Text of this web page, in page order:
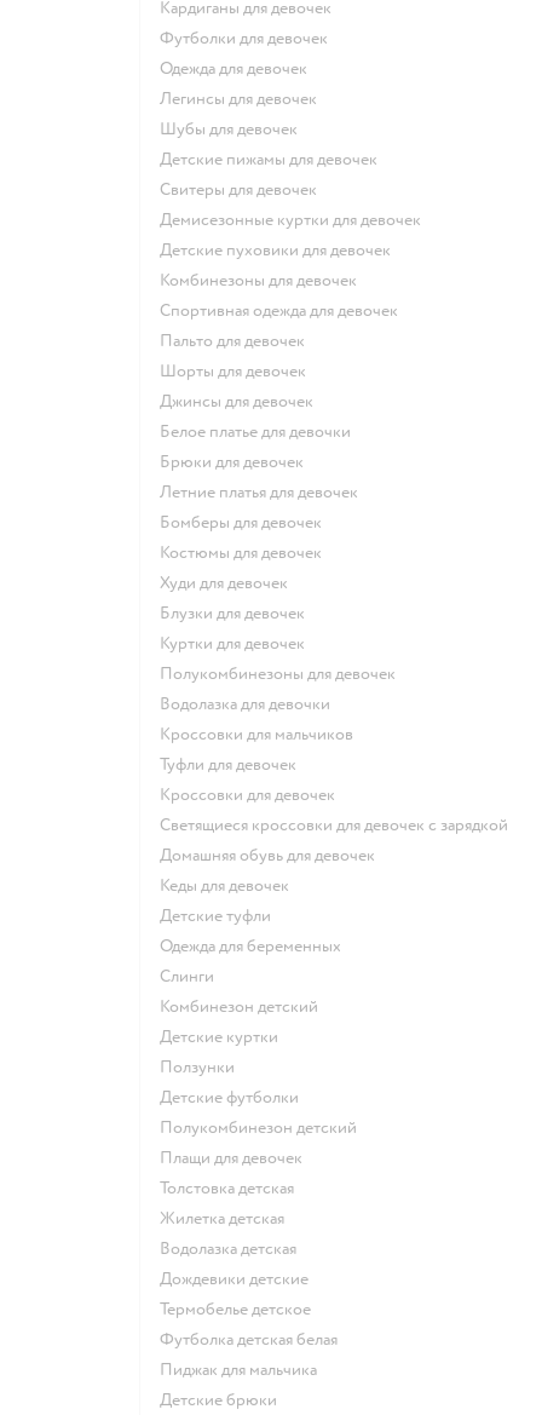
Кардиганы для девочек
Футболки для девочек
Одежда для девочек
Легинсы для девочек
Шубы для девочек
Детские пижамы для девочек
Свитеры для девочек
Демисезонные куртки для девочек
Детские пуховики для девочек
Комбинезоны для девочек
Спортивная одежда для девочек
Пальто для девочек
Шорты для девочек
Джинсы для девочек
Белое платье для девочки
Брюки для девочек
Летние платья для девочек
Бомберы для девочек
Костюмы для девочек
Худи для девочек
Блузки для девочек
Куртки для девочек
Полукомбинезоны для девочек
Водолазка для девочки
Кроссовки для мальчиков
Туфли для девочек
Кроссовки для девочек
Светящиеся кроссовки для девочек с зарядкой
Домашняя обувь для девочек
Кеды для девочек
Детские туфли
Одежда для беременных
Слинги
Комбинезон детский
Детские куртки
Ползунки
Детские футболки
Полукомбинезон детский
Плащи для девочек
Толстовка детская
Жилетка детская
Водолазка детская
Дождевики детские
Термобелье детское
Футболка детская белая
Пиджак для мальчика
Детские брюки